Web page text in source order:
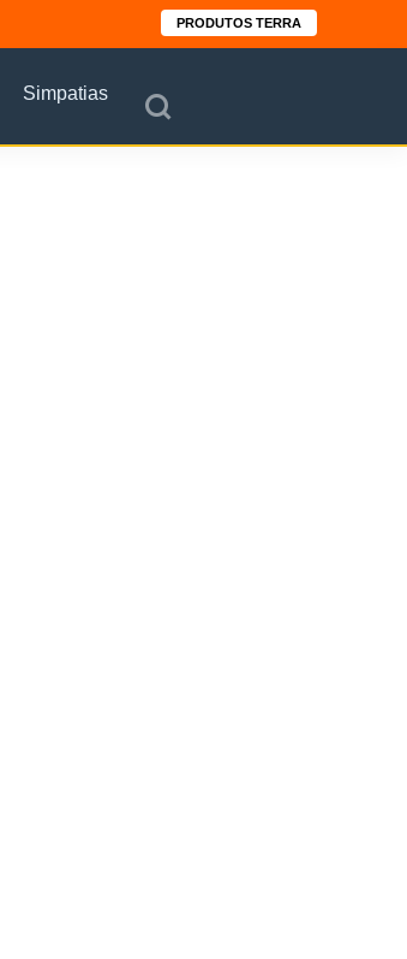
PRODUTOS TERRA
Simpatias